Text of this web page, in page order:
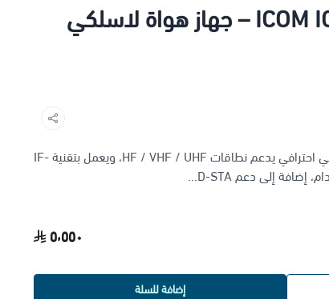
ICOM IC-7100 HF/VHF/UHF – جهاز هواة لاسلكي
احصل على Icom IC-7100 جهاز هواة لاسلكي احترافي يدعم نطاقات HF / VHF / UHF، ويعمل بتقنية IF-
٥٬٥٥٠
إضافة للسلة